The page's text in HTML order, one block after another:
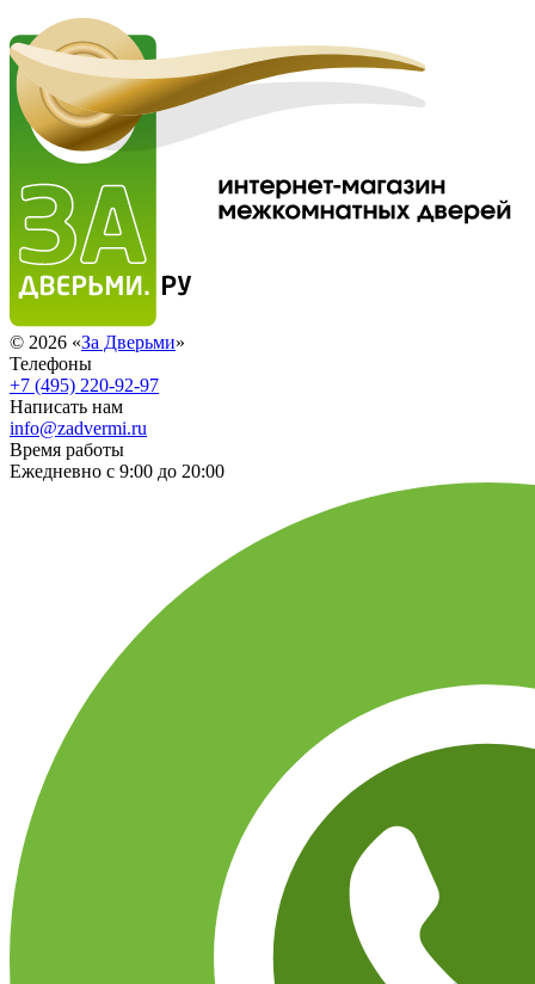
© 2026 «За Дверьми»
Телефоны
+7 (495) 220-92-97
Написать нам
info@zadvermi.ru
Время работы
Ежедневно с 9:00 до 20:00